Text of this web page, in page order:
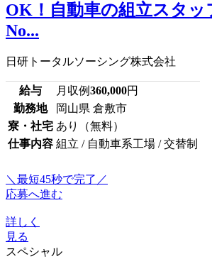
OK！自動車の組立スタッ
No...
日研トータルソーシング株式会社
給与 月収例360,000円
勤務地
岡山県 倉敷市
寮・社宅 あり（無料）
仕事内容 組立 / 自動車系工場 / 交替制
＼最短45秒で完了／
応募へ進む
詳しく
見る
スペシャル